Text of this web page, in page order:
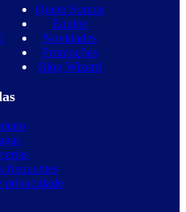
Quem Somos
Equipe
Novidades
Promoções
Blog Wizard
frequentes
privacidade